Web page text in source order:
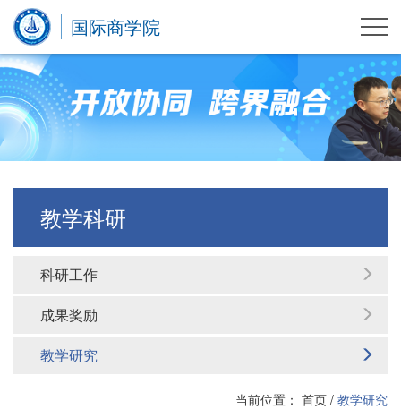
国际商学院
教学科研
科研工作
成果奖励
教学研究
当前位置： 首页 / 教学研究